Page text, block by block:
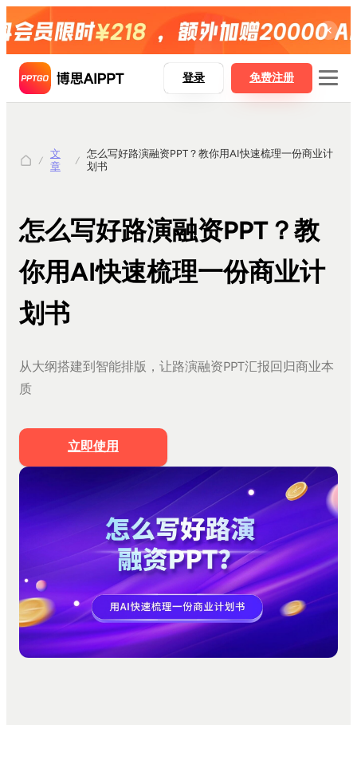
博思AIPPT
博思白板boardmix
博思设计Pixso
AI一键生成PPT
文档生成PPT
文字转PPT
登录 免费注册
文
章
怎么写好路演融资PPT？教你用AI快速梳理一份商业计
划书
怎么写好路演融资PPT？教
你用AI快速梳理一份商业计
划书
从大纲搭建到智能排版，让路演融资PPT汇报回归商业本
质
立即使用